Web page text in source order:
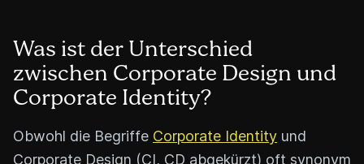
Was ist der Unterschied
zwischen Corporate Design und
Corporate Identity?
Obwohl die Begriffe Corporate Identity und
Corporate Design (CI, CD abgekürzt) oft synonym